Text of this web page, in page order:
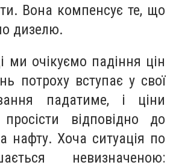
Вона компенсує те, що
дизелю.
ми очікуємо падіння цін
потроху вступає у свої
падатиме, і ціни
відповідно до
нафту. Хоча ситуація по
невизначеною: